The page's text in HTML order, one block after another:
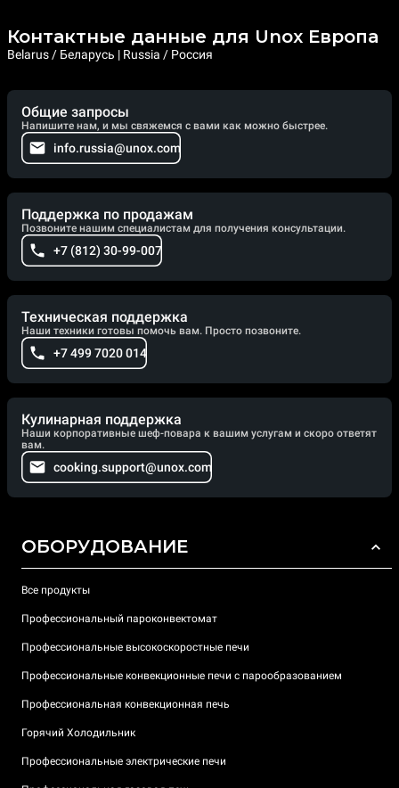
Контактные данные для Unox Европа
Belarus / Беларусь | Russia / Россия
Общие запросы
Напишите нам, и мы свяжемся с вами как можно быстрее.
info.russia@unox.com
Поддержка по продажам
Позвоните нашим специалистам для получения консультации.
+7 (812) 30-99-007
Техническая поддержка
Наши техники готовы помочь вам. Просто позвоните.
+7 499 7020 014
Кулинарная поддержка
Наши корпоративные шеф-повара к вашим услугам и скоро ответят
вам.
cooking.support@unox.com
ОБОРУДОВАНИЕ
Все продукты
Профессиональный пароконвектомат
Профессиональные высокоскоростные печи
Профессиональные конвекционные печи с парообразованием
Профессиональная конвекционная печь
Горячий Холодильник
Профессиональные электрические печи